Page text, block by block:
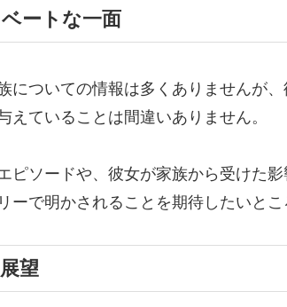
ートな一面
についての情報は多くありませんが
えていることは間違いありません。
ピソードや、彼女が家族から受けた
ーで明かされることを期待したいとこ
望